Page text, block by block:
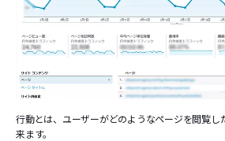
行動とは、ユーザーがどのようなページを閲覧し
来ます。